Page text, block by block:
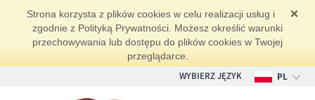
Strona korzysta z plików cookies w celu realizacji usług i
zgodnie z Polityką Prywatności. Możesz określić warunki
przechowywania lub dostępu do plików cookies w Twojej
przeglądarce.
WYBIERZ JĘZYK
PL